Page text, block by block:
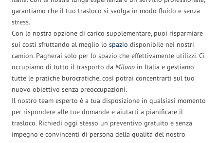
garantiamo che il tuo trasloco si svolga in modo fluido e senza
stress.
Con la nostra opzione di carico supplementare, puoi risparmiare
sui costi sfruttando al meglio lo spazio disponibile nei nostri
camion. Pagherai solo per lo spazio che effettivamente utilizzi. Ci
occupiamo di tutto il trasporto da Milano in Italia e gestiamo
tutte le pratiche burocratiche, così potrai concentrarti sul tuo
nuovo obiettivo senza preoccupazioni.
Il nostro team esperto è a tua disposizione in qualsiasi momento
per rispondere alle tue domande e aiutarti a pianificare il
trasloco. Richiedi oggi stesso un preventivo gratuito e senza
impegno e convincenti di persona della qualità del nostro